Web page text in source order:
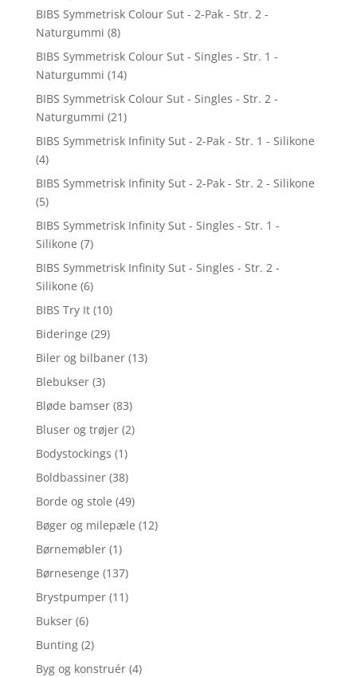
BIBS Symmetrisk Colour Sut - 2-Pak - Str. 2 -
Naturgummi (8)
BIBS Symmetrisk Colour Sut - Singles - Str. 1 -
Naturgummi (14)
BIBS Symmetrisk Colour Sut - Singles - Str. 2 -
Naturgummi (21)
BIBS Symmetrisk Infinity Sut - 2-Pak - Str. 1 - Silikone
(4)
BIBS Symmetrisk Infinity Sut - 2-Pak - Str. 2 - Silikone
(5)
BIBS Symmetrisk Infinity Sut - Singles - Str. 1 -
Silikone (7)
BIBS Symmetrisk Infinity Sut - Singles - Str. 2 -
Silikone (6)
BIBS Try It (10)
Bideringe (29)
Biler og bilbaner (13)
Blebukser (3)
Bløde bamser (83)
Bluser og trøjer (2)
Bodystockings (1)
Boldbassiner (38)
Borde og stole (49)
Bøger og milepæle (12)
Børnemøbler (1)
Børnesenge (137)
Brystpumper (11)
Bukser (6)
Bunting (2)
Byg og konstruér (4)